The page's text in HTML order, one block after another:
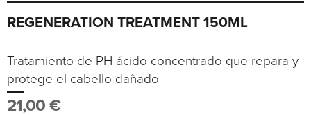
REGENERATION TREATMENT 150ML
Tratamiento de PH ácido concentrado que repara y
protege el cabello dañado
21,00 €